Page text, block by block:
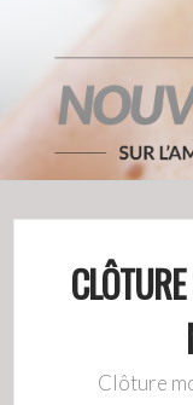
Clôture